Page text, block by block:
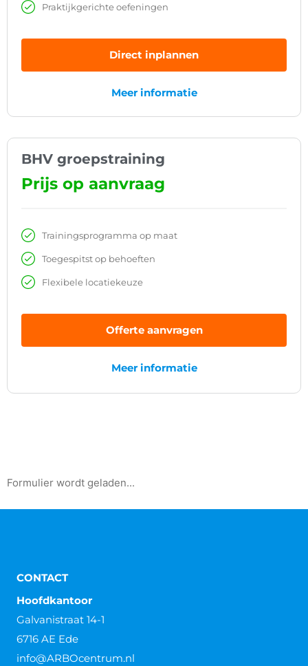
Praktijkgerichte oefeningen
Direct inplannen
Meer informatie
BHV groepstraining
Prijs op aanvraag
Trainingsprogramma op maat
Toegespitst op behoeften
Flexibele locatiekeuze
Offerte aanvragen
Meer informatie
Formulier wordt geladen...
CONTACT
Hoofdkantoor
Galvanistraat 14-1
6716 AE Ede
info@ARBOcentrum.nl